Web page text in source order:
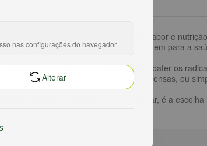
é uma combinação perfeita de sabor e
com vitaminas e minerais que contribuem para a
poderosos que ajudam a combater os
de atividades físicas ou mentais intensas, ou
de preparar e delicioso para saborear, é a
nas configurações do navegador.
Alterar